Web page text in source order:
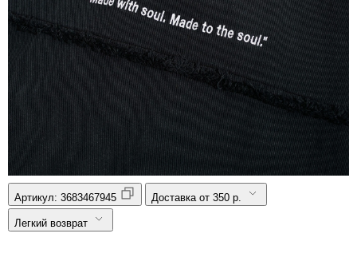
Артикул: 3683467945 Доставка от 350 р.
Легкий возврат